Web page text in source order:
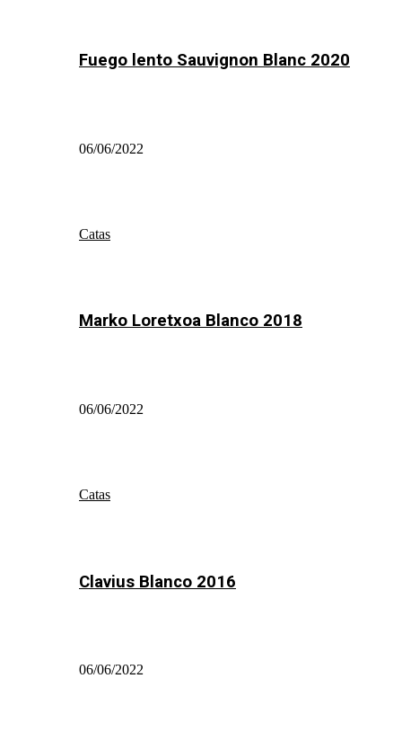
Fuego lento Sauvignon Blanc 2020
06/06/2022
Catas
Marko Loretxoa Blanco 2018
06/06/2022
Catas
Clavius Blanco 2016
06/06/2022